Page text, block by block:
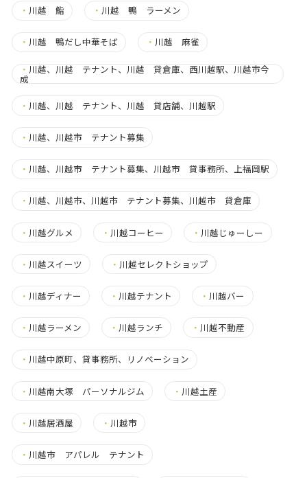
・ 川越 鮨 ・ 川越 鴨 ラーメン
・ 川越 鴨だし中華そば ・ 川越 麻雀
・ 川越、川越 テナント、川越 貸倉庫、西川越駅、川越市今
成
・ 川越、川越 テナント、川越 貸店舗、川越駅
・ 川越、川越市 テナント募集
・ 川越、川越市 テナント募集、川越市 貸事務所、上福岡駅
・ 川越、川越市、川越市 テナント募集、川越市 貸倉庫
・ 川越グルメ ・ 川越コーヒー ・ 川越じゅーしー
・ 川越スイーツ ・ 川越セレクトショップ
・ 川越ディナー ・ 川越テナント ・ 川越バー
・ 川越ラーメン ・ 川越ランチ ・ 川越不動産
・ 川越中原町、貸事務所、リノベーション
・ 川越南大塚 パーソナルジム ・ 川越土産
・ 川越居酒屋 ・ 川越市
・ 川越市 アパレル テナント